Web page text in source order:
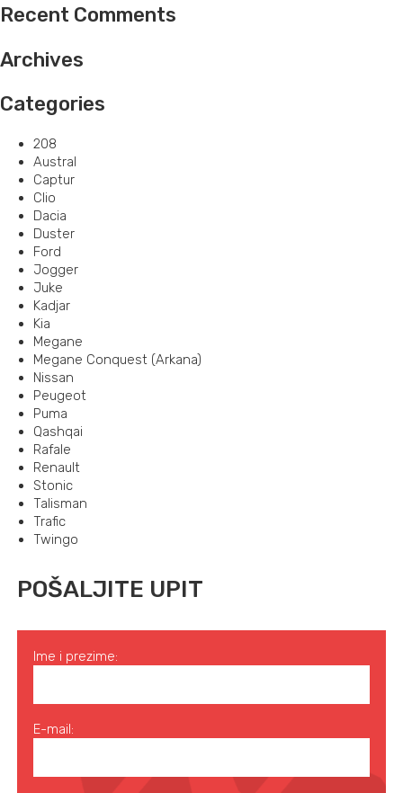
Recent Comments
Archives
Categories
208
Austral
Captur
Clio
Dacia
Duster
Ford
Jogger
Juke
Kadjar
Kia
Megane
Megane Conquest (Arkana)
Nissan
Peugeot
Puma
Qashqai
Rafale
Renault
Stonic
Talisman
Trafic
Twingo
POŠALJITE UPIT
Ime i prezime:
E-mail: